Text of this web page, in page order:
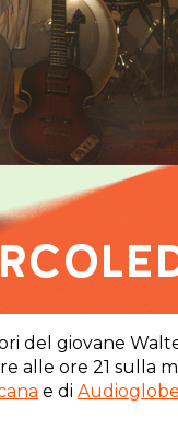
del giovane
alle ore 21 sulla
e di Audioglobe